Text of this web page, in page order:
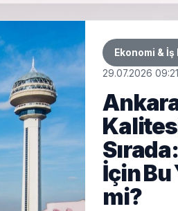
Ekonomi & İş
29.07.2026 09:21
İçin
mi?